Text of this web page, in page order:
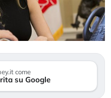
come
su Google